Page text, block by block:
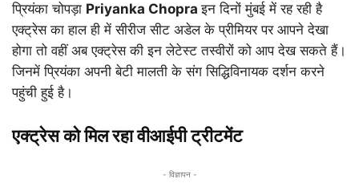
प्रियंका चोपड़ा Priyanka Chopraइन दिनों मुंबई में रह रही है
एक्ट्रेस का हाल ही में सीरीज सीट अडेल के प्रीमियर पर आपने देखा
होगा तो वहीं अब एक्ट्रेस की इन लेटेस्ट तस्वीरों को आप देख सकते हैं।
जिनमें प्रियंका अपनी बेटी मालती के संग सिद्धिविनायक दर्शन करने
पहुंची हुई है।
एक्ट्रेस को मिल रहा वीआईपी ट्रीटमेंट
- विज्ञापन -